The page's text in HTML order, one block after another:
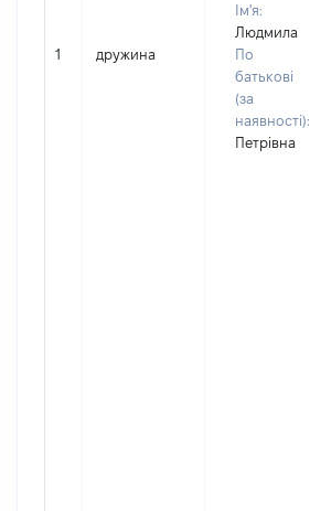
1 дружина
Ім'я:
Людмила
По
батькові
(за
наявності):
Петрівна